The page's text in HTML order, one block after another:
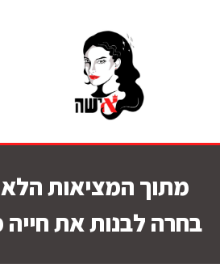
מתוך המציאות
בחרה לבנות את